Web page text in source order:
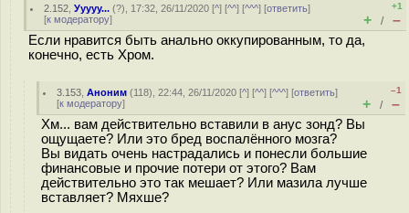
2.152 ,Ууууу... (?), 17:32, 26/11/2020 [^] [^^] [^^^] [ответить]
[к модератору]
+1
+ / –
Если нравится быть анально оккупированным, то да,
конечно, есть Хром.
3.153 ,Аноним (118), 22:44, 26/11/2020 [^] [^^] [^^^] [ответить]
[к модератору]
–1
+ / –
Хм... вам действительно вставили в анус зонд? Вы
ощущаете? Или это бред воспалённого мозга?
Вы видать очень настрадались и понесли большие
финансовые и прочие потери от этого? Вам
действительно это так мешает? Или мазила лучше
вставляет? Мяхше?